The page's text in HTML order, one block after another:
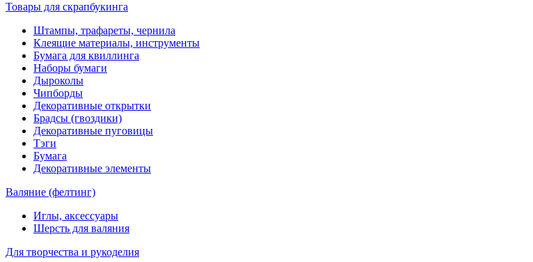
Товары для скрапбукинга
Штампы, трафареты, чернила
Клеящие материалы, инструменты
Бумага для квиллинга
Наборы бумаги
Дыроколы
Чипборды
Декоративные открытки
Брадсы (гвоздики)
Декоративные пуговицы
Тэги
Бумага
Декоративные элементы
Валяние (фелтинг)
Иглы, аксессуары
Шерсть для валяния
Для творчества и рукоделия